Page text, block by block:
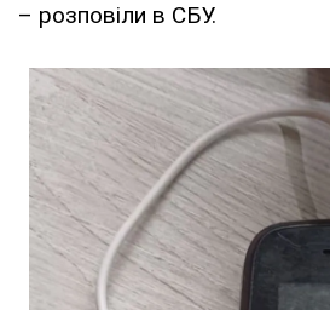
– розповіли в СБУ.